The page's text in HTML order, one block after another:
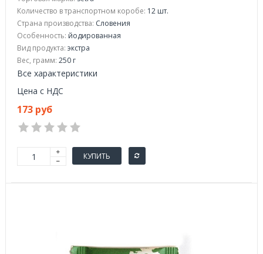
Количество в транспортном коробе: 12 шт.
Страна производства: Словения
Особенность: йодированная
Вид продукта: экстра
Вес, грамм: 250 г
Все характеристики
Цена с НДС
173 руб
КУПИТЬ